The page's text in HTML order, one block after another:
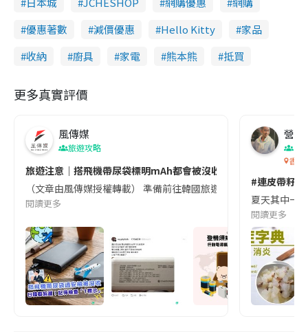
優惠著數
減價優惠 Hello Kitty
家品
收納
廚具 家電 熊本熊 抵買
更多真實評價
風傳媒
旅遊攻略
旅遊注意｜搭飛機帶尿袋標明mAh都會被沒收😱出發前切記檢查
（文章由風傳媒授權轉載） 準備前往韓國旅遊的民眾，近期要
閱讀更多
營養
香港
#連皮帶籽
夏天其中一
閱讀更多